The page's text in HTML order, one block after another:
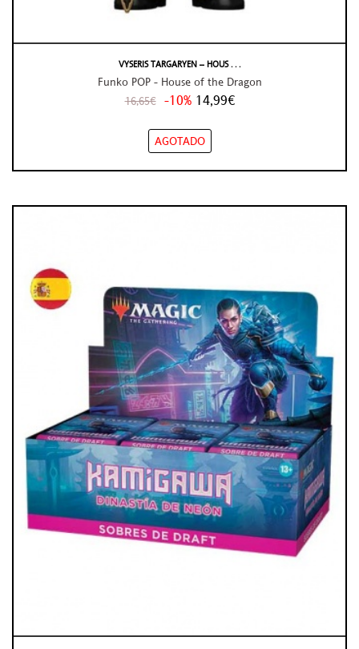
VYSERIS TARGARYEN – HOUS . . .
Funko POP - House of the Dragon
16,65€ -10% 14,99€
AGOTADO